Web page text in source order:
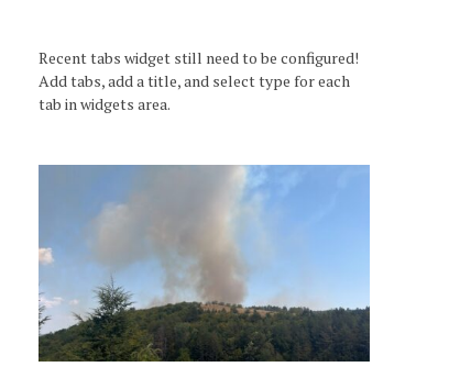
Recent tabs widget still need to be configured!
Add tabs, add a title, and select type for each
tab in widgets area.